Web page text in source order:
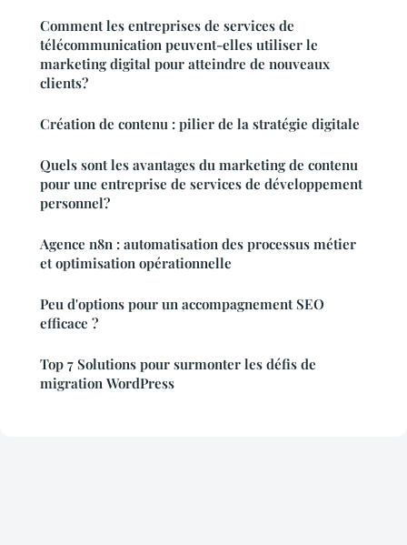
Comment les entreprises de services de
télécommunication peuvent-elles utiliser le
marketing digital pour atteindre de nouveaux
clients?
Création de contenu : pilier de la stratégie digitale
Quels sont les avantages du marketing de contenu
pour une entreprise de services de développement
personnel?
Agence n8n : automatisation des processus métier
et optimisation opérationnelle
Peu d'options pour un accompagnement SEO
efficace ?
Top 7 Solutions pour surmonter les défis de
migration WordPress